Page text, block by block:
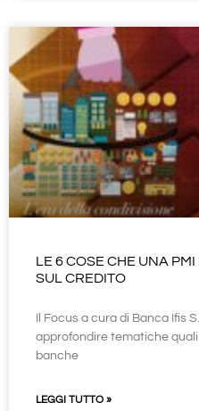
LE 6 COSE CHE UNA
SUL CREDITO
Il Focus a cura di Banca Ifis
approfondire tematiche
banche
LEGGI TUTTO »